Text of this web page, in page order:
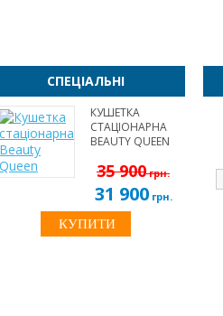
СПЕЦІАЛЬНІ
КУШЕТКА
СТАЦІОНАРНА
BEAUTY QUEEN
35 900грн.
31 900грн.